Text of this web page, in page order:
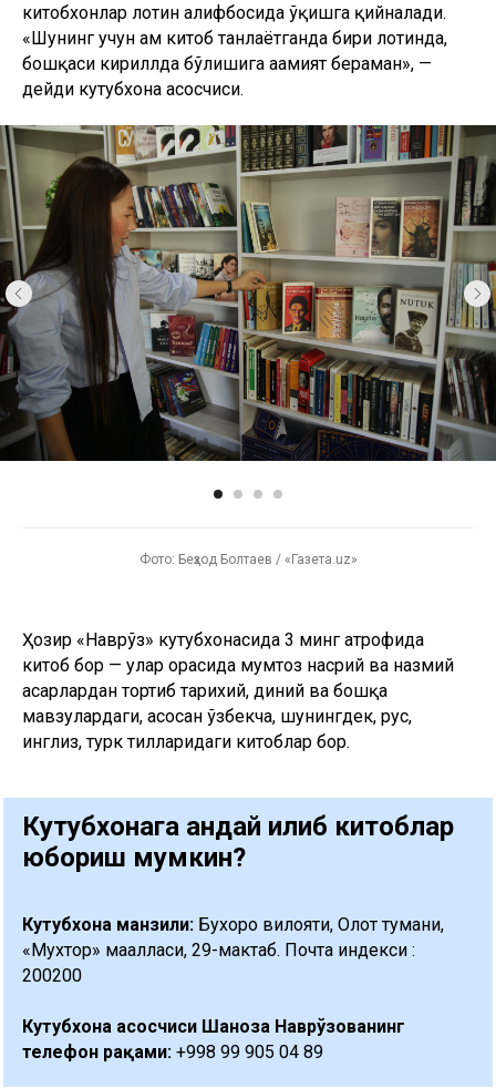
китобхонлар лотин алифбосида ўқишга қийналади.
«Шунинг учун ҳам китоб танлаётганда бири лотинда,
бошқаси кириллда бўлишига аҳамият бераман», —
дейди кутубхона асосчиси.
Фото: Беҳзод Болтаев / «Газета.uz»
Ҳозир «Наврўз» кутубхонасида 3 минг атрофида
китоб бор — улар орасида мумтоз насрий ва назмий
асарлардан тортиб тарихий, диний ва бошқа
мавзулардаги, асосан ўзбекча, шунингдек, рус,
инглиз, турк тилларидаги китоблар бор.
Кутубхонага қандай қилиб китоблар
юбориш мумкин?
Кутубхона манзили: Бухоро вилояти, Олот тумани,
«Мухтор» маҳалласи, 29-мактаб. Почта индекси :
200200
Кутубхона асосчиси Шаҳноза Наврўзованинг
телефон рақами: +998 99 905 04 89